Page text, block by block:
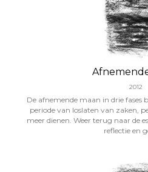
2012
De afnemende maan in drie fases
periode van loslaten van zaken,
meer dienen. Weer terug naar de
reflectie en